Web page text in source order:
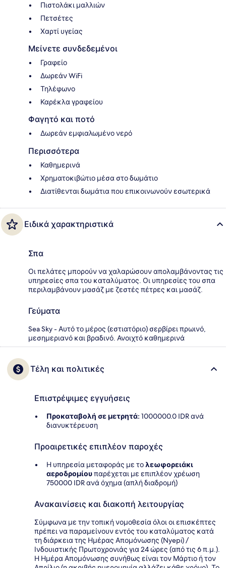
Πιστολάκι μαλλιών
Πετσέτες
Χαρτί υγείας
Μείνετε συνδεδεμένοι
Γραφείο
Δωρεάν WiFi
Τηλέφωνο
Καρέκλα γραφείου
Φαγητό και ποτό
Δωρεάν εμφιαλωμένο νερό
Περισσότερα
Καθημερινά
Χρηματοκιβώτιο μέσα στο δωμάτιο
Διατίθενται δωμάτια που επικοινωνούν εσωτερικά
Ειδικά χαρακτηριστικά
Σπα
Οι πελάτες μπορούν να χαλαρώσουν απολαμβάνοντας τις
υπηρεσίες σπα του καταλύματος. Οι υπηρεσίες του σπα
περιλαμβάνουν μασάζ με ζεστές πέτρες και μασάζ.
Γεύματα
Sea Sky - Αυτό το μέρος (εστιατόριο) σερβίρει πρωινό,
μεσημεριανό και βραδινό. Ανοιχτό καθημερινά
Τέλη και πολιτικές
Επιστρέψιμες εγγυήσεις
Προκαταβολή σε μετρητά: 1000000.0 IDR ανά
διανυκτέρευση
Προαιρετικές επιπλέον παροχές
Η υπηρεσία μεταφοράς με τολεωφορειάκι
αεροδρομίουπαρέχεται με επιπλέον χρέωση
750000 IDR ανά όχημα (απλή διαδρομή)
Ανακαινίσεις και διακοπή λειτουργίας
Σύμφωνα με την τοπική νομοθεσία όλοι οι επισκέπτες
πρέπει να παραμείνουν εντός του καταλύματος κατά
τη διάρκεια της Ημέρας Απομόνωσης (Nyepi) /
Ινδουιστικής Πρωτοχρονιάς για 24 ώρες (από τις 6 π.μ.).
Η Ημέρα Απομόνωσης συνήθως είναι τον Μάρτιο ή τον